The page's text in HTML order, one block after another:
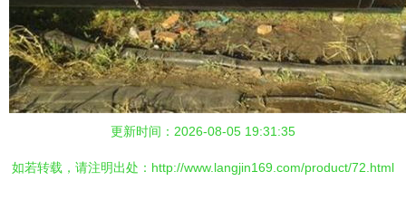
更新时间：2026-08-05 19:31:35
如若转载，请注明出处：http://www.langjin169.com/product/72.html